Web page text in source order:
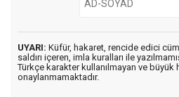
UYARI: Küfür, hakaret, rencide edici
saldırı içeren, imla kuralları ile
Türkçe karakter kullanılmayan ve büyük
onaylanmamaktadır.